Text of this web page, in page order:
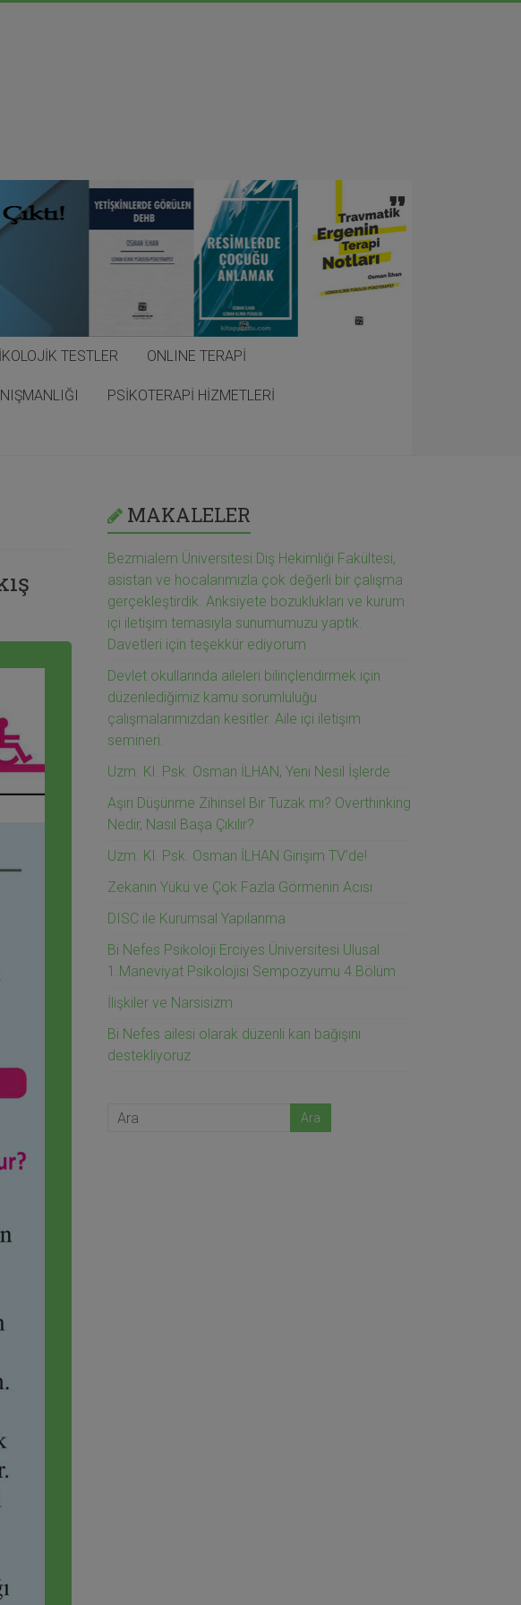
TESTLER ONLINE TERAPİ
PSİKOTERAPİ HİZMETLERİ
MAKALELER
Bezmialem Üniversitesi Diş Hekimliği Fakültesi,
asistan ve hocalarımızla çok değerli bir çalışma
gerçekleştirdik. Anksiyete bozuklukları ve kurum
içi iletişim temasıyla sunumumuzu yaptık.
Davetleri için teşekkür ediyorum
Devlet okullarında aileleri bilinçlendirmek için
düzenlediğimiz kamu sorumluluğu
çalışmalarımızdan kesitler. Aile içi iletişim
semineri.
Uzm. Kl. Psk. Osman İLHAN, Yeni Nesil İşlerde
Aşırı Düşünme Zihinsel Bir Tuzak mı? Overthinking
Nedir, Nasıl Başa Çıkılır?
Uzm. Kl. Psk. Osman İLHAN Girişim TV’de!
Zekanın Yükü ve Çok Fazla Görmenin Acısı
DISC ile Kurumsal Yapılanma
Bi Nefes Psikoloji Erciyes Üniversitesi Ulusal
1.Maneviyat Psikolojisi Sempozyumu 4.Bölüm
İlişkiler ve Narsisizm
Bi Nefes ailesi olarak düzenli kan bağışını
destekliyoruz